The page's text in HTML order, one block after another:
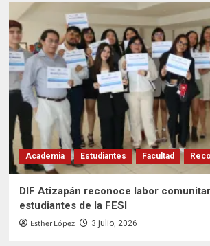
Academia Estudiantes Facultad
DIF Atizapán reconoce labor
estudiantes de la FESI
Esther López 3 julio, 2026